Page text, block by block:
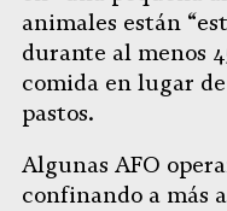
animales están
durante al menos
comida en lugar
pastos.
Algunas AFO
confinando a más